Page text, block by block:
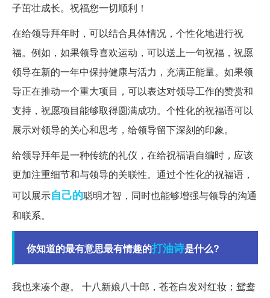
子茁壮成长。祝福您一切顺利！
在给领导拜年时，可以结合具体情况，个性化地进行祝
福。例如，如果领导喜欢运动，可以送上一句祝福，祝愿
领导在新的一年中保持健康与活力，充满正能量。如果领
导正在推动一个重大项目，可以表达对领导工作的赞赏和
支持，祝愿项目能够取得圆满成功。个性化的祝福语可以
展示对领导的关心和思考，给领导留下深刻的印象。
给领导拜年是一种传统的礼仪，在给祝福语自编时，应该
更加注重细节和与领导的关联性。通过个性化的祝福语，
可以展示自己的聪明才智，同时也能够增强与领导的沟通
和联系。
你知道的最有意思最有情趣的打油诗是什么?
我也来凑个趣。 十八新娘八十郎，苍苍白发对红妆；鸳鸯